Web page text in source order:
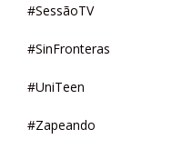
#SessãoTV
#SinFronteras
#UniTeen
#Zapeando